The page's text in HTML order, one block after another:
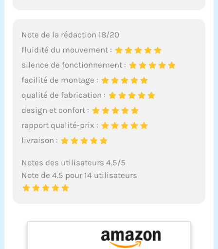
Note de la rédaction 18/20
fluidité du mouvement :
silence de fonctionnement :
facilité de montage :
qualité de fabrication :
design et confort :
rapport qualité-prix :
livraison :
Notes des utilisateurs 4.5/5
Note de 4.5 pour 14 utilisateurs